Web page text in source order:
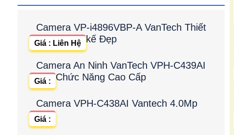
Camera VP-i4896VBP-A VanTech Thiết
kế Đẹp
Giá : Liên Hệ
Camera An Ninh VanTech VPH-C439AI
Chức Năng Cao Cấp
Giá :
Camera VPH-C438AI Vantech 4.0Mp
Giá :